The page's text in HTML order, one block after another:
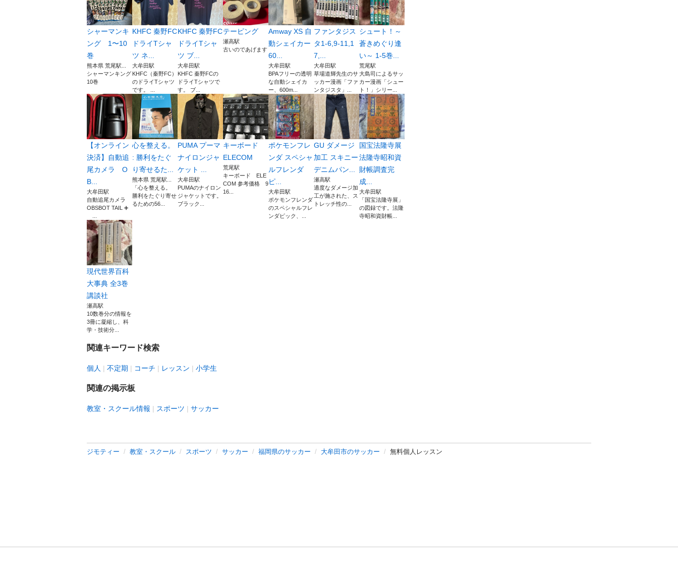
シャーマンキ
ング 1〜10
巻
熊本県 荒尾駅...
シャーマンキング
10巻
KHFC 秦野FC
ドライTシャ
ツ ネ...
大牟田駅
KHFC（秦野FC）
のドライTシャツ
です。 ...
KHFC 秦野FC
ドライTシャ
ツ ブ...
大牟田駅
KHFC 秦野FCの
ドライTシャツで
す。 ブ...
テーピング
瀬高駅
古いのであげます
Amway XS 自
動シェイカー
60...
大牟田駅
BPAフリーの透明
な自動シェイカ
ー、600m...
ファンタジス
タ1-6,9-11,1
7,...
大牟田駅
草場道輝先生のサ
ッカー漫画「ファ
ンタジスタ」...
シュート！～
蒼きめぐり逢
い～ 1-5巻...
荒尾駅
大島司によるサッ
カー漫画「シュー
ト！」シリー...
【オンライン
決済】自動追
尾カメラ O
B...
大牟田駅
自動追尾カメラ
OBSBOT TAIL ➕
心を整える。
: 勝利をたぐ
り寄せるた...
熊本県 荒尾駅...
「心を整える。
勝利をたぐり寄せ
るための56...
PUMA プーマ
ナイロンジャ
ケット ...
大牟田駅
PUMAのナイロン
ジャケットです。
ブラック...
キーボード
ELECOM
荒尾駅
キーボード ELE
COM 参考価格 9
16...
ポケモンフレ
ンダ スペシャ
ルフレンダ
ピ...
大牟田駅
ポケモンフレンダ
のスペシャルフレ
ンダピック、...
GU ダメージ
加工 スキニー
デニムパン...
瀬高駅
適度なダメージ加
工が施された、ス
トレッチ性の...
国宝法隆寺展
法隆寺昭和資
財帳調査完
成...
大牟田駅
「国宝法隆寺展」
の図録です。法隆
寺昭和資財帳...
現代世界百科
大事典 全3巻
講談社
瀬高駅
10数巻分の情報を
3冊に凝縮し、科
学・技術分...
関連キーワード検索
個人 不定期 コーチ レッスン 小学生
関連の掲示板
教室・スクール情報 スポーツ サッカー
ジモティー 教室・スクール スポーツ サッカー 福岡県のサッカー 大牟田市のサッカー 無料個人レッスン